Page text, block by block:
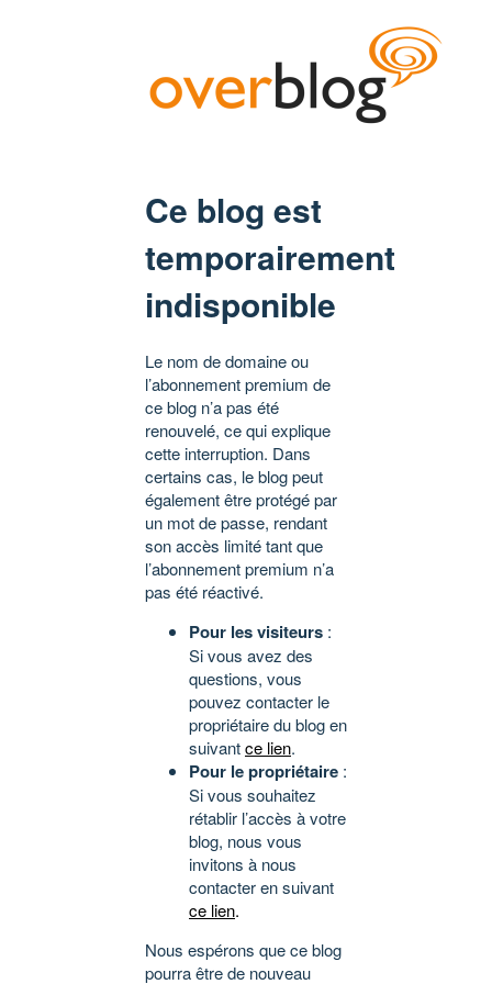
Ce blog est
temporairement
indisponible
Le nom de domaine ou
l’abonnement premium de
ce blog n’a pas été
renouvelé, ce qui explique
cette interruption. Dans
certains cas, le blog peut
également être protégé par
un mot de passe, rendant
son accès limité tant que
l’abonnement premium n’a
pas été réactivé.
Pour les visiteurs :
Si vous avez des
questions, vous
pouvez contacter le
propriétaire du blog en
suivantce lien.
Pour le propriétaire :
Si vous souhaitez
rétablir l’accès à votre
blog, nous vous
invitons à nous
contacter en suivant
ce lien.
Nous espérons que ce blog
pourra être de nouveau